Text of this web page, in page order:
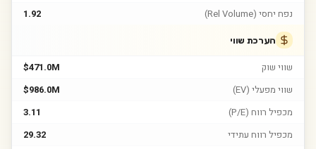
נפח יחסי (Rel Volume)
1.92
הערכת שווי
שווי שוק
$471.0M
שווי מפעלי (EV)
$986.0M
מכפיל רווח (P/E)
3.11
מכפיל רווח עתידי
29.32